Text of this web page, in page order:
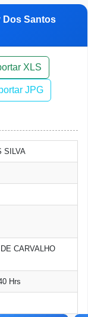
Dos Santos
XLS
JPG
SILVA
CARVALHO
Hrs